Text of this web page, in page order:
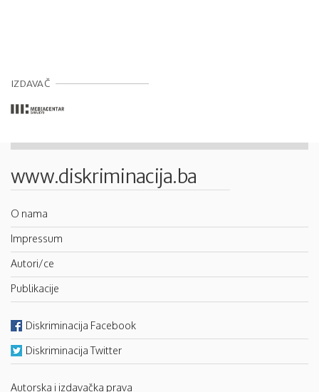
IZDAVAČ
www.diskriminacija.ba
O nama
Impressum
Autori/ce
Publikacije
Diskriminacija Facebook
Diskriminacija Twitter
Autorska i izdavačka prava